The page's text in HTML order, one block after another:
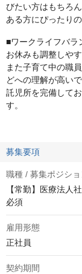
びたい方はもちろ
ある方にぴったり
■ワークライフバラ
お休みも調整しや
また子育て中の職
どへの理解が高いで
託児所を完備して
す。
募集要項
職種 / 募集ポジショ
【常勤】医療法人
必須
雇用形態
正社員
契約期間